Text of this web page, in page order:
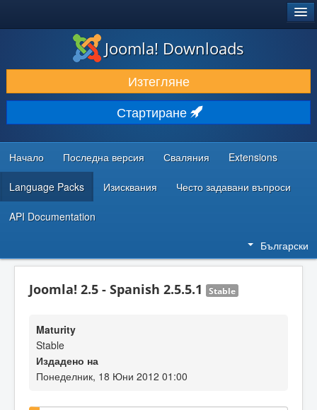
ИЗТЕГЛЯНЕ & РАЗШИРЯВАНЕ
ОТКРИВАЙТЕ & УЧЕТЕ
ОБЩНОСТ & ПОДДРЪЖКА
РЕСУРСИ ЗА РАЗРАБОТКА
Joomla! Downloads
Изтегляне
Стартиране
Начало Последна версия Сваляния Extensions
Language Packs Изисквания Често задавани въпроси
API Documentation
Български
Joomla! 2.5 - Spanish 2.5.5.1 Stable
Maturity
Stable
Издадено на
Понеделник, 18 Юни 2012 01:00